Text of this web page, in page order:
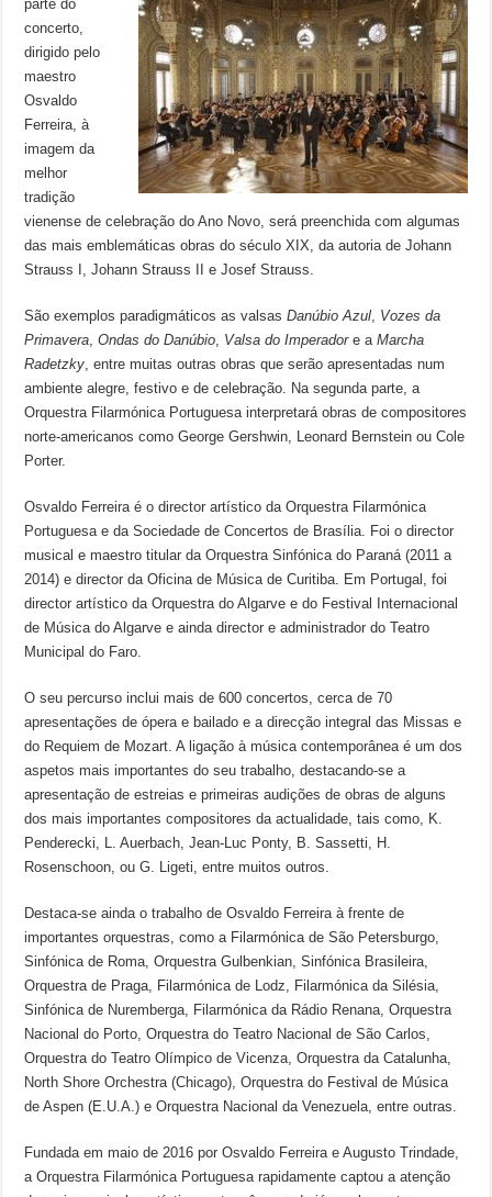
parte do
concerto,
dirigido pelo
maestro
Osvaldo
Ferreira, à
imagem da
melhor
tradição
vienense de celebração do Ano Novo, será preenchida com algumas
das mais emblemáticas obras do século XIX, da autoria de Johann
Strauss I, Johann Strauss II e Josef Strauss.
São exemplos paradigmáticos as valsasDanúbio Azul, Vozes da
Primavera,Ondas do Danúbio, Valsa do Imperadore aMarcha
Radetzky, entre muitas outras obras que serão apresentadas num
ambiente alegre, festivo e de celebração. Na segunda parte, a
Orquestra Filarmónica Portuguesa interpretará obras de compositores
norte-americanos como George Gershwin, Leonard Bernstein ou Cole
Porter.
Osvaldo Ferreira é o director artístico da Orquestra Filarmónica
Portuguesa e da Sociedade de Concertos de Brasília. Foi o director
musical e maestro titular da Orquestra Sinfónica do Paraná (2011 a
2014) e director da Oficina de Música de Curitiba. Em Portugal, foi
director artístico da Orquestra do Algarve e do Festival Internacional
de Música do Algarve e ainda director e administrador do Teatro
Municipal do Faro.
O seu percurso inclui mais de 600 concertos, cerca de 70
apresentações de ópera e bailado e a direcção integral das Missas e
do Requiem de Mozart. A ligação à música contemporânea é um dos
aspetos mais importantes do seu trabalho, destacando-se a
apresentação de estreias e primeiras audições de obras de alguns
dos mais importantes compositores da actualidade, tais como, K.
Penderecki, L. Auerbach, Jean-Luc Ponty, B. Sassetti, H.
Rosenschoon, ou G. Ligeti, entre muitos outros.
Destaca-se ainda o trabalho de Osvaldo Ferreira à frente de
importantes orquestras, como a Filarmónica de São Petersburgo,
Sinfónica de Roma, Orquestra Gulbenkian, Sinfónica Brasileira,
Orquestra de Praga, Filarmónica de Lodz, Filarmónica da Silésia,
Sinfónica de Nuremberga, Filarmónica da Rádio Renana, Orquestra
Nacional do Porto, Orquestra do Teatro Nacional de São Carlos,
Orquestra do Teatro Olímpico de Vicenza, Orquestra da Catalunha,
North Shore Orchestra (Chicago), Orquestra do Festival de Música
de Aspen (E.U.A.) e Orquestra Nacional da Venezuela, entre outras.
Fundada em maio de 2016 por Osvaldo Ferreira e Augusto Trindade,
a Orquestra Filarmónica Portuguesa rapidamente captou a atenção